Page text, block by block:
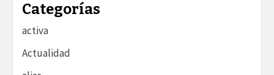
Categorías
activa
Actualidad